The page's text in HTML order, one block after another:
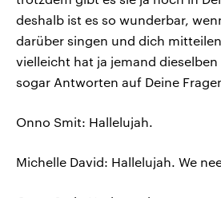
deshalb ist es so wunderbar,
darüber singen und dich
vielleicht hat ja jemand
sogar Antworten auf Deine
Onno Smit: Hallelujah.
Michelle David: Hallelujah. We